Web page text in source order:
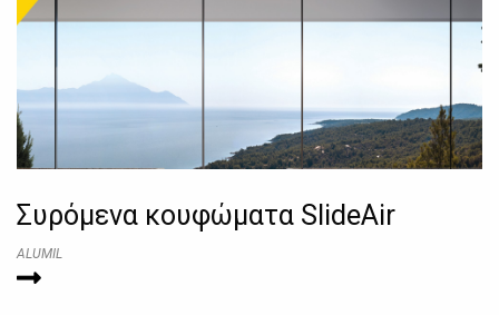
Συρόμενα κουφώματα SlideAir
ALUMIL